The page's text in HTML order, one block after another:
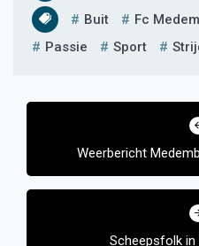
Buit Fc
Passie
Sport
Bericht
Weerbericht
Scheepsfolk in